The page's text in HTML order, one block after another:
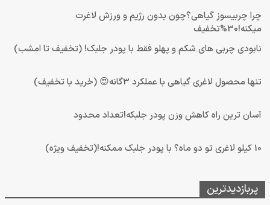
چرا چربیسوز گیاهی؟چون بدون رژیم و ورزش لاغرت
میکنه!30%تخفیف
نابودی چربی های شکم و پهلو فقط با پودر جلبک! (تخفیف تا امشب)
تنها محصول لاغری گیاهی با عملکرد 3گانه😍 (خرید با تخفیف)
آسان ترین راه کاهش وزن پودر جلبکه!تعداد محدود
10 کیلو لاغری تو دو ماه؟ با پودر جلبک ممکنه!(تخفیف ویژه)
پربازدیدترین